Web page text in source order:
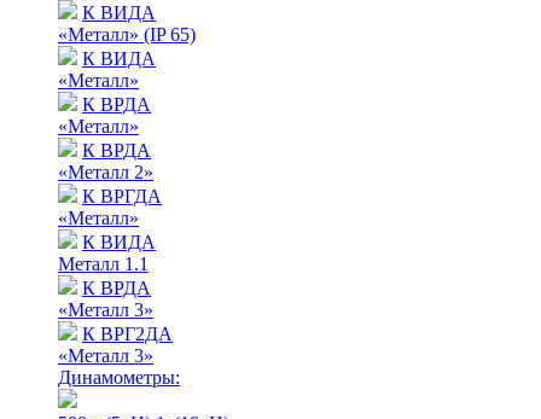
К ВИДА
«Металл» (IP 65)
К ВИДА
«Металл»
К ВРДА
«Металл»
К ВРДА
«Металл 2»
К ВРГДА
«Металл»
К ВИДА
Металл 1.1
К ВРДА
«Металл 3»
К ВРГ2ДА
«Металл 3»
Динамометры: